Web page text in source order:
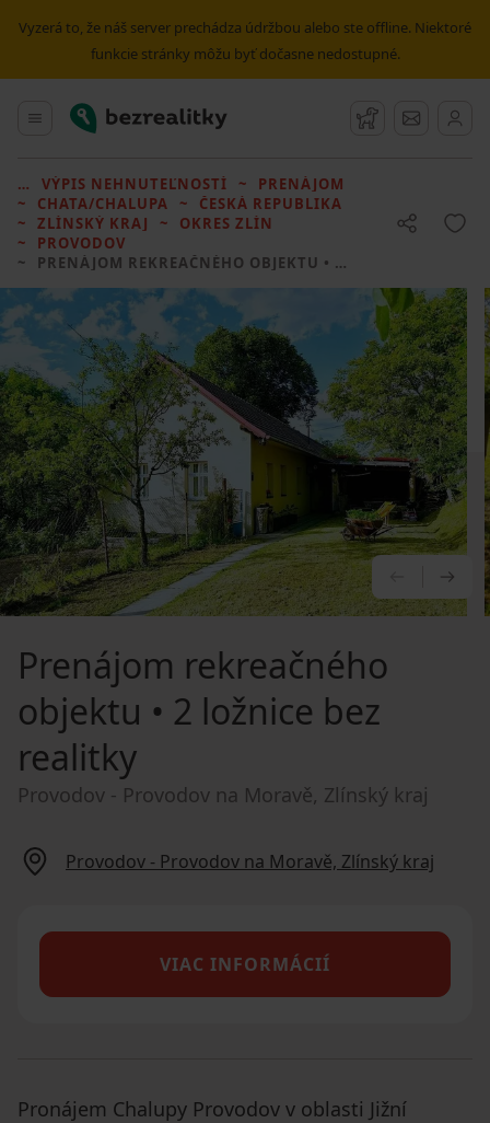
Vyzerá to, že náš server prechádza údržbou alebo ste offline. Niektoré
funkcie stránky môžu byť dočasne nedostupné.
Hlavné menu
Bezrealitky Strážny pes
Správy
VÝPIS NEHNUTEĽNOSTÍ
PRENÁJOM
CHATA/CHALUPA
ČESKÁ REPUBLIKA
ZLÍNSKÝ KRAJ
OKRES ZLÍN
PROVODOV
PRENÁJOM REKREAČNÉHO OBJEKTU • 2 LOŽNICE BEZ REALITKY
Prenájom rekreačného
objektu • 2 ložnice bez
realitky
Provodov - Provodov na Moravě, Zlínský kraj
Provodov - Provodov na Moravě, Zlínský kraj
VIAC INFORMÁCIÍ
Pronájem Chalupy Provodov v oblasti Jižní